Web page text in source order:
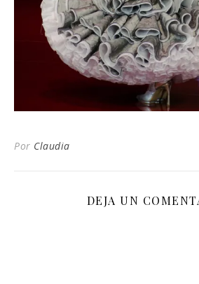
Por Claudia
DEJA UN